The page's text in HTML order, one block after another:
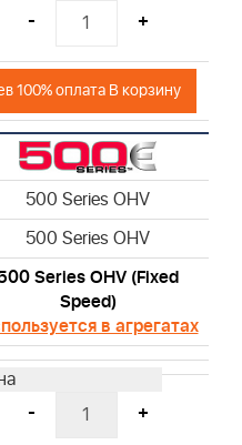
- +
100% оплата В корзину
500 Series OHV
500 Series OHV
Series OHV (Fixed
Speed)
в агрегатах
- +